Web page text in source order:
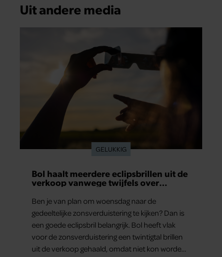
Uit andere media
GELUKKIG
Bol haalt meerdere eclipsbrillen uit de
verkoop vanwege twijfels over
Ben je van plan om woensdag naar de
gedeeltelijke zonsverduistering te kijken? Dan is
een goede eclipsbril belangrijk. Bol heeft vlak
voor de zonsverduistering een twintigtal brillen
uit de verkoop gehaald, omdat niet kon worden